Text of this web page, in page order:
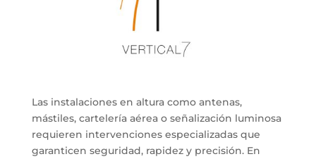
Las instalaciones en altura como antenas,
mástiles, cartelería aérea o señalización luminosa
requieren intervenciones especializadas que
garanticen seguridad, rapidez y precisión. En